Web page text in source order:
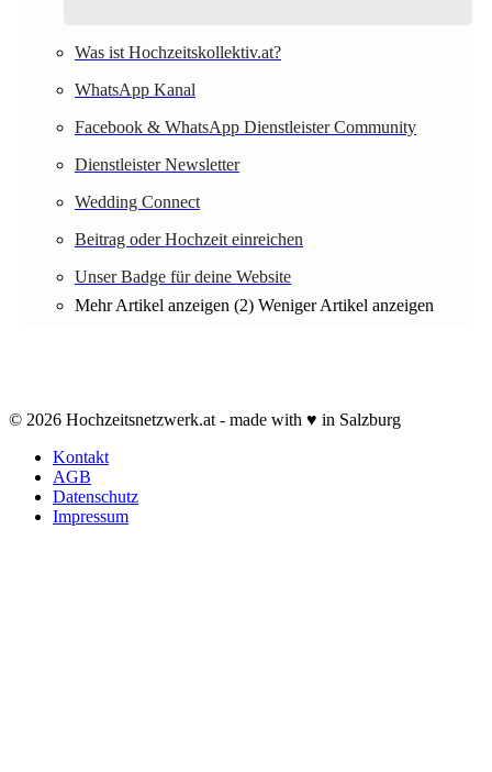
Was ist Hochzeitskollektiv.at?
WhatsApp Kanal
Facebook & WhatsApp Dienstleister Community
Dienstleister Newsletter
Wedding Connect
Beitrag oder Hochzeit einreichen
Unser Badge für deine Website
Mehr Artikel anzeigen (2) Weniger Artikel anzeigen
© 2026 Hochzeitsnetzwerk.at - made with ♥ in Salzburg
Kontakt
AGB
Datenschutz
Impressum